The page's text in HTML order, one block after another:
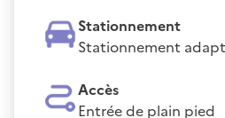
Stationnement
Stationnement
Accès
Entrée de plain pied